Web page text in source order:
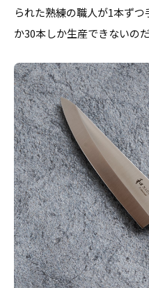
られた熟練の職人が1本ず
か30本しか生産できないの